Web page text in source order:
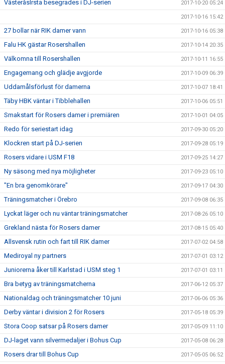
VästeråsIrsta besegrades i DJ-serien 2017-10-20 05:24
2017-10-16 15:42
27 bollar när RIK damer vann 2017-10-16 05:38
Falu HK gästar Rosershallen 2017-10-14 20:35
Välkomna till Rosershallen 2017-10-11 16:55
Engagemang och glädje avgjorde 2017-10-09 06:39
Uddamålsförlust för damerna 2017-10-07 18:41
Täby HBK väntar i Tibblehallen 2017-10-06 05:51
Smakstart för Rosers damer i premiären 2017-10-01 04:05
Redo för seriestart idag 2017-09-30 05:20
Klockren start på DJ-serien 2017-09-28 05:19
Rosers vidare i USM F18 2017-09-25 14:27
Ny säsong med nya möjligheter 2017-09-23 05:10
"En bra genomkörare" 2017-09-17 04:30
Träningsmatcher i Örebro 2017-09-08 06:35
Lyckat läger och nu väntar träningsmatcher 2017-08-26 05:10
Grekland nästa för Rosers damer 2017-08-15 05:40
Allsvensk rutin och fart till RIK damer 2017-07-02 04:58
Mediroyal ny partners 2017-07-01 03:12
Juniorerna åker till Karlstad i USM steg 1 2017-07-01 03:11
Bra betyg av träningsmatcherna 2017-06-12 05:37
Nationaldag och träningsmatcher 10 juni 2017-06-06 05:36
Derby väntar i division 2 för Rosers 2017-05-18 05:39
Stora Coop satsar på Rosers damer 2017-05-09 11:10
DJ-laget vann silvermedaljer i Bohus Cup 2017-05-08 06:28
Rosers drar till Bohus Cup 2017-05-05 06:52